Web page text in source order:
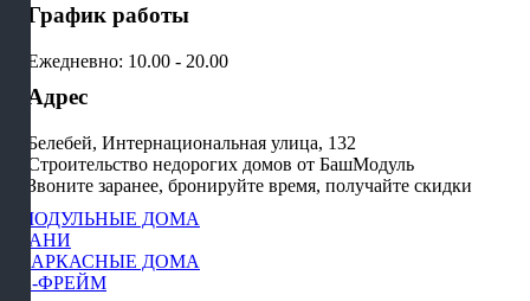
График работы
Ежедневно: 10.00 - 20.00
Адрес
Белебей, Интернациональная улица, 132
Строительство недорогих домов от БашМодуль
Звоните заранее, бронируйте время, получайте скидки
МОДУЛЬНЫЕ ДОМА
БАНИ
КАРКАСНЫЕ ДОМА
А-ФРЕЙМ